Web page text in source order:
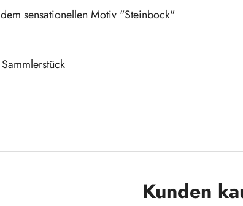
sensationellen Motiv "Steinbock"
diese beeindruckende 2 Euro-Münze mit
Kunden